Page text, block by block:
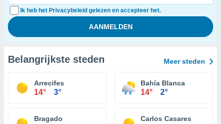
Ik heb het Privacybeleid gelezen en accepteer het.
Belangrijkste steden Meer steden
Arrecifes
14° 3°
Bahía Blanca
14° 2°
Bragado Carlos Casares